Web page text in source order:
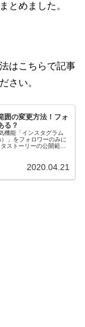
とめました。
はこちらで記事
さい。
囲の変更方法！フォ
る？
機能「インスタグラム
」をフォロワーのみに
ストーリーの公開範囲
2020.04.21